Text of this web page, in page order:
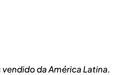
vendido da América Latina.